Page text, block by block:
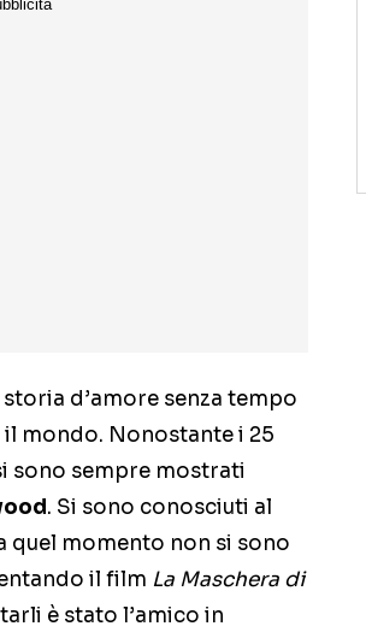
d’amore senza tempo
mondo. Nonostante i 25
sono sempre mostrati
. Si sono conosciuti al
quel momento non si sono
il film La Maschera di
è stato l’amico in